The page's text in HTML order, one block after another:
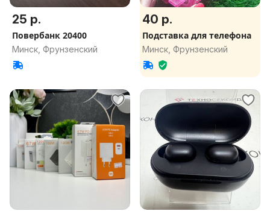
25 р.
Повербанк 20400
Минск, Фрунзенский
40 р.
Подставка для телефона
Минск, Фрунзенский